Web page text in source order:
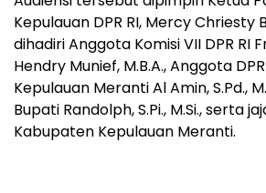
Kepulauan DPR RI, Mercy Chriesty
dihadiri Anggota Komisi VII DPR RI
Hendry Munief, M.B.A., Anggota
Kepulauan Meranti Al Amin, S.Pd.,
Bupati Randolph, S.Pi., M.Si., serta
Kabupaten Kepulauan Meranti.